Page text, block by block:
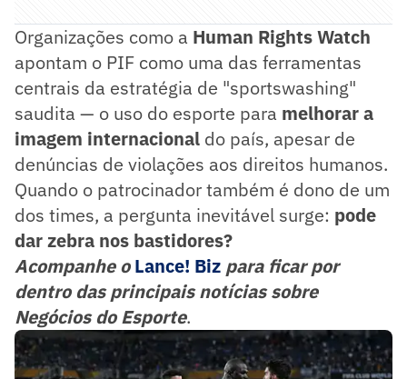
Organizações como a Human Rights Watch
apontam o PIF como uma das ferramentas
centrais da estratégia de "sportswashing"
saudita — o uso do esporte para melhorar a
imagem internacional do país, apesar de
denúncias de violações aos direitos humanos.
Quando o patrocinador também é dono de um
dos times, a pergunta inevitável surge: pode
dar zebra nos bastidores?
Acompanhe oLance! Biz para ficar por
dentro das principais notícias sobre
Negócios do Esporte.